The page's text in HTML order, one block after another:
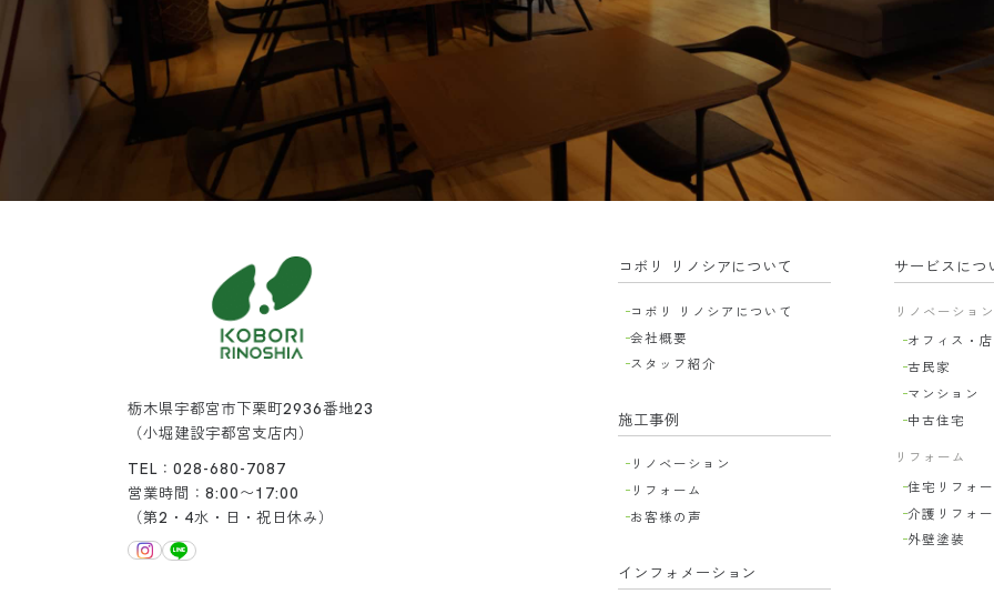
栃木県宇都宮市下栗町2936番地23
（小堀建設宇都宮支店内）
TEL：028-680-7087
営業時間：8:00〜17:00
（第2・4水・日・祝日休み）
コボリ リノシアについて
コボリ リノシアについて
会社概要
スタッフ紹介
施工事例
リノベーション
リフォーム
お客様の声
インフォメーション
サービスにつ
リノベーショ
オフィス・
古民家
マンション
中古住宅
リフォーム
住宅リフォ
介護リフォ
外壁塗装